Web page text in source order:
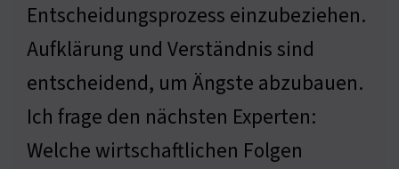
Entscheidungsprozess einzubeziehen.
Aufklärung und Verständnis sind
entscheidend, um Ängste abzubauen.
Ich frage den nächsten Experten:
Welche wirtschaftlichen Folgen